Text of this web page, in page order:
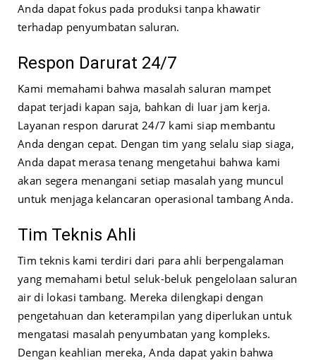
Anda dapat fokus pada produksi tanpa khawatir
terhadap penyumbatan saluran.
Respon Darurat 24/7
Kami memahami bahwa masalah saluran mampet
dapat terjadi kapan saja, bahkan di luar jam kerja.
Layanan respon darurat 24/7 kami siap membantu
Anda dengan cepat. Dengan tim yang selalu siap siaga,
Anda dapat merasa tenang mengetahui bahwa kami
akan segera menangani setiap masalah yang muncul
untuk menjaga kelancaran operasional tambang Anda.
Tim Teknis Ahli
Tim teknis kami terdiri dari para ahli berpengalaman
yang memahami betul seluk-beluk pengelolaan saluran
air di lokasi tambang. Mereka dilengkapi dengan
pengetahuan dan keterampilan yang diperlukan untuk
mengatasi masalah penyumbatan yang kompleks.
Dengan keahlian mereka, Anda dapat yakin bahwa